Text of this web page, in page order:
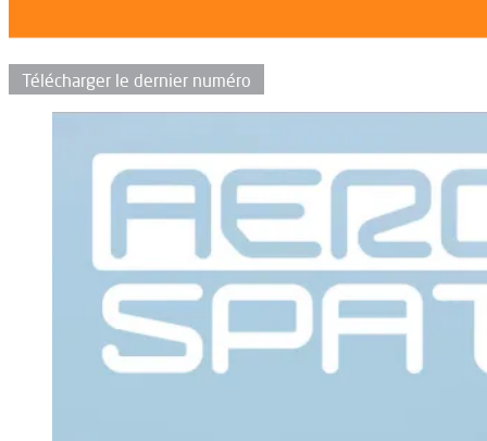
Télécharger le dernier numéro